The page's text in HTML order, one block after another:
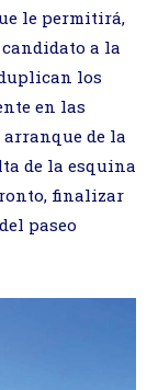
le permitirá,
a la
los
en las
de la
de la esquina
finalizar
paseo